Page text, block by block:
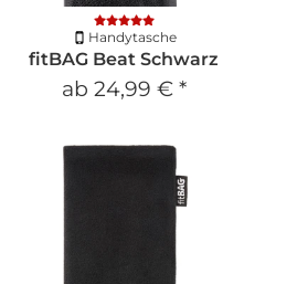
Handytasche
fitBAG Beat Schwarz
ab 24,99 € *